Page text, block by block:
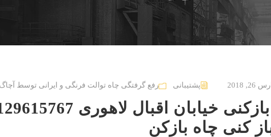
26, 2018 پشتیبانی رفع گرفتگی چاه توالت فرنگی و ایرانی توسط آچاگ
لوله بازکنی خیابان اقبال لاهوری
کنی چاه بازکن